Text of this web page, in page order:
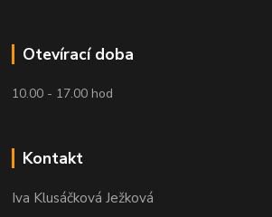
Otevírací doba
10.00 - 17.00 hod
Kontakt
Iva Klusáčková Ježková